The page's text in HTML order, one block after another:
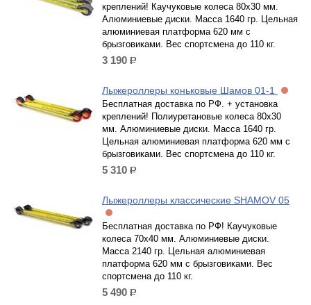
креплений! Каучуковые колеса 80х30 мм.
Алюминиевые диски. Масса 1640 гр. Цельная
алюминиевая платформа 620 мм с
брызговиками. Вес спортсмена до 110 кг.
3 190 р.
Лыжероллеры коньковые Шамов 01-1
Бесплатная доставка по РФ. + установка
креплений! Полиуретановые колеса 80х30
мм. Алюминиевые диски. Масса 1640 гр.
Цельная алюминиевая платформа 620 мм с
брызговиками. Вес спортсмена до 110 кг.
5 310 р.
Лыжероллеры классические SHAMOV 05
Бесплатная доставка по РФ! Каучуковые
колеса 70х40 мм. Алюминиевые диски.
Масса 2140 гр. Цельная алюминиевая
платформа 620 мм с брызговиками. Вес
спортсмена до 110 кг.
5 490 р.